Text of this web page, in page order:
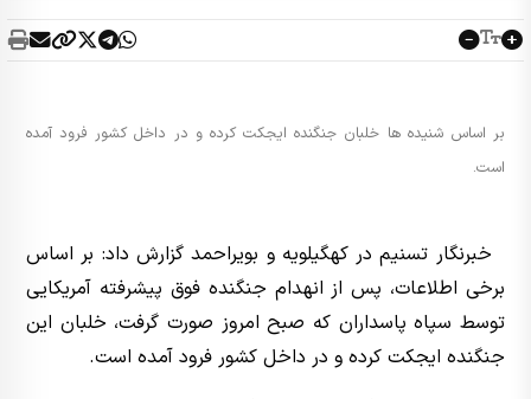
بر اساس شنیده ها خلبان جنگنده ایجکت کرده و در داخل کشور فرود آمده
است.
خبرنگار تسنیم در کهگیلویه و بویراحمد گزارش داد: بر اساس
برخی اطلاعات، پس از انهدام جنگنده فوق پیشرفته آمریکایی
توسط سپاه پاسداران که صبح امروز صورت گرفت، خلبان این
جنگنده ایجکت کرده و در داخل کشور فرود آمده است.